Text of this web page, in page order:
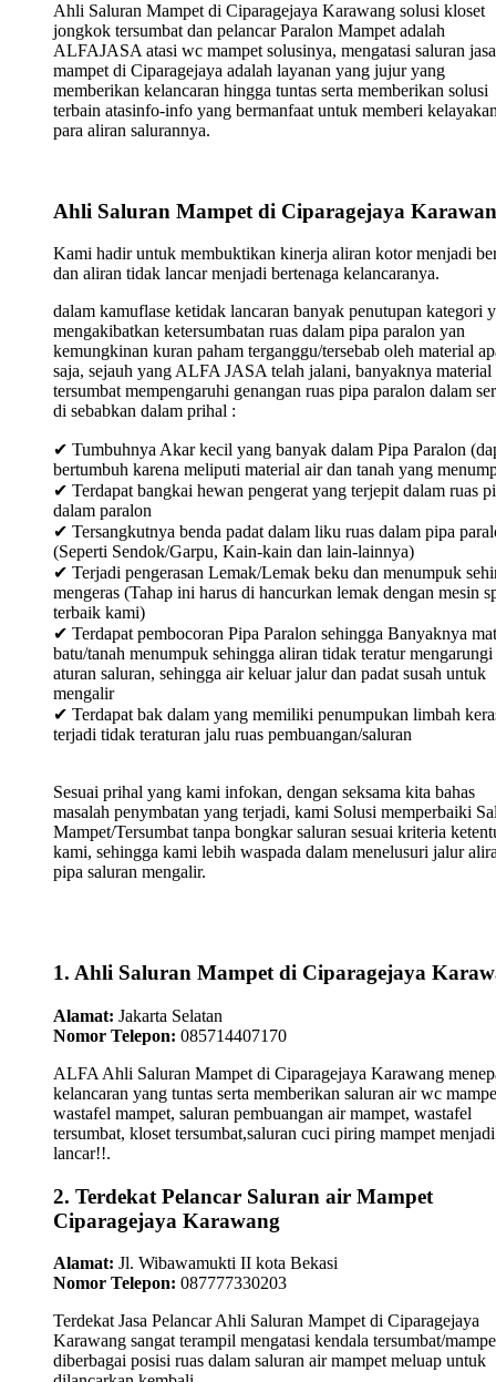
Ahli Saluran Mampet di Ciparagejaya Karawang solusi kloset
jongkok tersumbat dan pelancar Paralon Mampet adalah
ALFAJASA atasi wc mampet solusinya, mengatasi saluran jasa
mampet di Ciparagejaya adalah layanan yang jujur yang
memberikan kelancaran hingga tuntas serta memberikan solusi
terbain atasinfo-info yang bermanfaat untuk memberi
para aliran salurannya.
Ahli Saluran Mampet di Ciparagejaya
Kami hadir untuk membuktikan kinerja aliran kotor menjadi
dan aliran tidak lancar menjadi bertenaga kelancaranya.
dalam kamuflase ketidak lancaran banyak penutupan kategori
mengakibatkan ketersumbatan ruas dalam pipa paralon yan
kemungkinan kuran paham terganggu/tersebab oleh material
saja, sejauh yang ALFA JASA telah jalani, banyaknya material
tersumbat mempengaruhi genangan ruas pipa paralon dalam
di sebabkan dalam prihal :
✔ Tumbuhnya Akar kecil yang banyak dalam Pipa Paralon
bertumbuh karena meliputi material air dan tanah yang
✔ Terdapat bangkai hewan pengerat yang terjepit dalam ruas
dalam paralon
✔ Tersangkutnya benda padat dalam liku ruas dalam pipa
(Seperti Sendok/Garpu, Kain-kain dan lain-lainnya)
✔ Terjadi pengerasan Lemak/Lemak beku dan menumpuk
mengeras (Tahap ini harus di hancurkan lemak dengan mesin
terbaik kami)
✔ Terdapat pembocoran Pipa Paralon sehingga Banyaknya
batu/tanah menumpuk sehingga aliran tidak teratur mengarungi
aturan saluran, sehingga air keluar jalur dan padat susah untuk
mengalir
✔ Terdapat bak dalam yang memiliki penumpukan limbah
terjadi tidak teraturan jalu ruas pembuangan/saluran
Sesuai prihal yang kami infokan, dengan seksama kita bahas
masalah penymbatan yang terjadi, kami Solusi memperbaiki
Mampet/Tersumbat tanpa bongkar saluran sesuai kriteria
kami, sehingga kami lebih waspada dalam menelusuri jalur
pipa saluran mengalir.
1. Ahli Saluran Mampet di Ciparagejaya
Alamat: Jakarta Selatan
Nomor Telepon: 085714407170
ALFA Ahli Saluran Mampet di Ciparagejaya Karawang
kelancaran yang tuntas serta memberikan saluran air wc
wastafel mampet, saluran pembuangan air mampet, wastafel
tersumbat, kloset tersumbat,saluran cuci piring mampet menjadi
lancar!!.
2. Terdekat Pelancar Saluran air Mampet
Ciparagejaya Karawang
Alamat: Jl. Wibawamukti II kota Bekasi
Nomor Telepon: 087777330203
Terdekat Jasa Pelancar Ahli Saluran Mampet di Ciparagejaya
Karawang sangat terampil mengatasi kendala tersumbat/
diberbagai posisi ruas dalam saluran air mampet meluap untuk